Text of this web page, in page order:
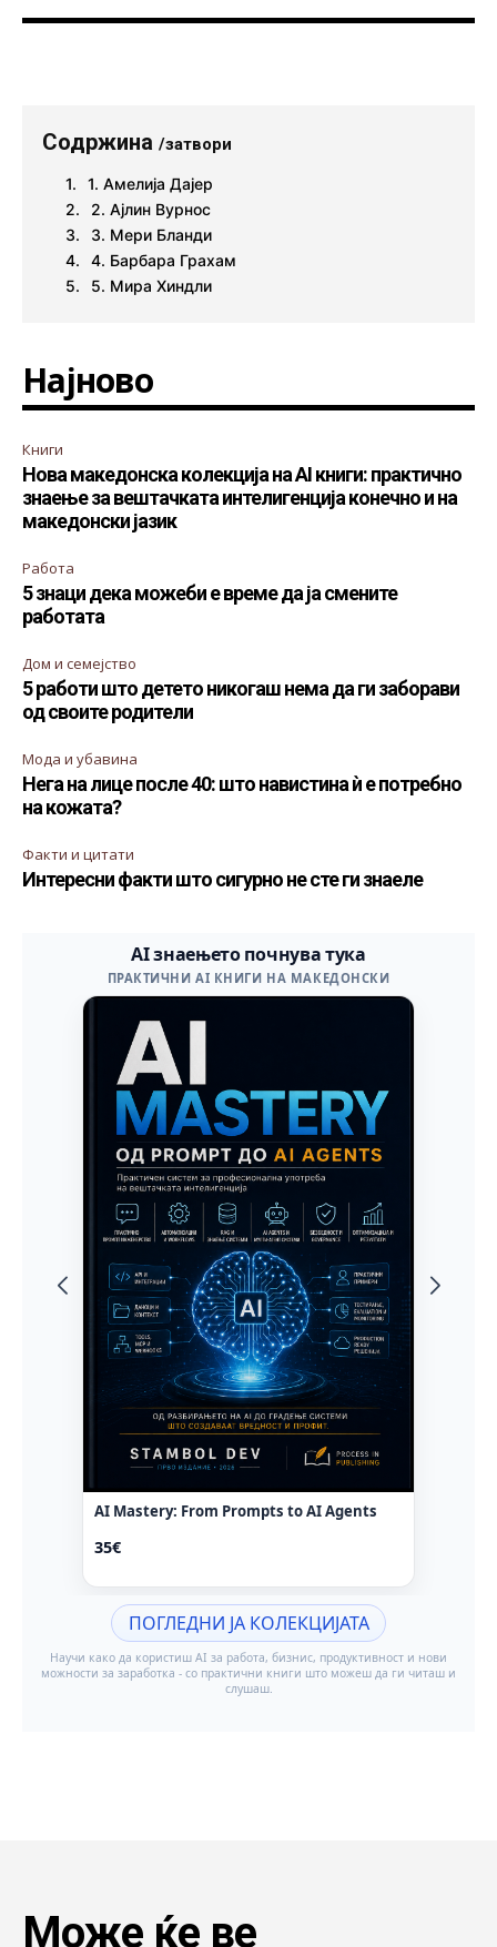
Содржина /затвори
1. Амелија Дајер
2. Ајлин Вурнос
3. Мери Бланди
4. Барбара Грахам
5. Мира Хиндли
Најново
Книги
Нова македонска колекција на AI книги: практично
знаење за вештачката интелигенција конечно и на
македонски јазик
Работа
5 знаци дека можеби е време да ја смените
работата
Дом и семејство
5 работи што детето никогаш нема да ги заборави
од своите родители
Мода и убавина
Нега на лице после 40: што навистина ѝ е потребно
на кожата?
Факти и цитати
Интересни факти што сигурно не сте ги знаеле
Може ќе ве